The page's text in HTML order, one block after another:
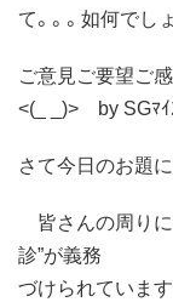
て。。。如何でし
ご意見ご要望ご
<(_ _)> by SGﾏｲ
さて今日のお題
皆さんの周り
診”が義務
づけられていま